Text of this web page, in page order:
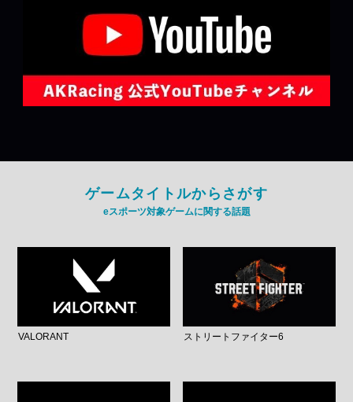
ゲームタイトルからさがす
eスポーツ対象ゲームに関する話題
VALORANT ストリートファイター6